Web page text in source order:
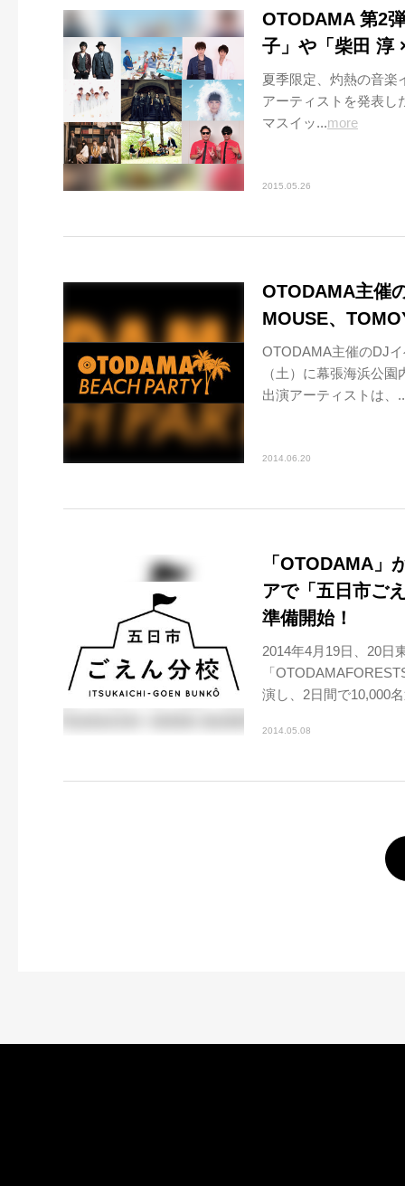
OTODAMA 第2
子」や「柴田 淳
夏季限定、灼熱の音楽
アーティストを発表し
マスイッ...more
2015.05.26
OTODAMA主催
MOUSE、
OTODAMA主催のDJ
（土）に幕張海浜公
出演アーティストは、
2014.06.20
「OTODAMA」
アで「五日市ご
準備開始！
2014年4月19日、20日
「
演し、2日間で10,000
2014.05.08